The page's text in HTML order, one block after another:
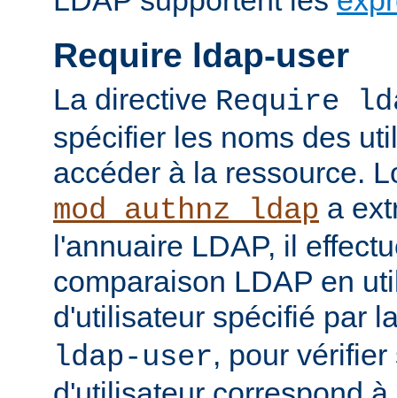
Require ldap-user
La directive Require
spécifier les noms des
accéder à la ressource.
mod_authnz_ldap a
l'annuaire LDAP, il
comparaison LDAP en
d'utilisateur spécifié par
ldap-user, pour